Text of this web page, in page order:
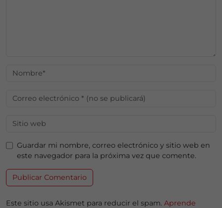
Guardar mi nombre, correo electrónico y sitio web en
este navegador para la próxima vez que comente.
Este sitio usa Akismet para reducir el spam. Aprende